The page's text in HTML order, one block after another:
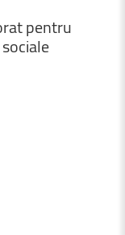
pentru
sociale